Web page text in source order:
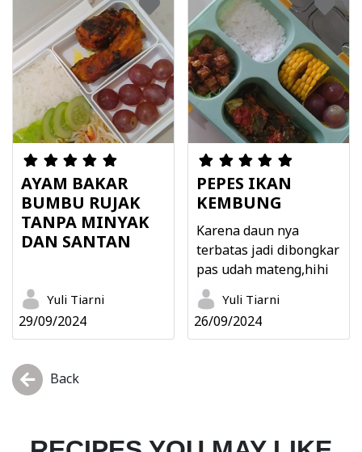
AYAM BAKAR
BUMBU RUJAK
TANPA MINYAK
DAN SANTAN
Yuli Tiarni
29/09/2024
PEPES IKAN
KEMBUNG
Karena daun nya
terbatas jadi dibongkar
pas udah mateng,hihi
Yuli Tiarni
26/09/2024
Back